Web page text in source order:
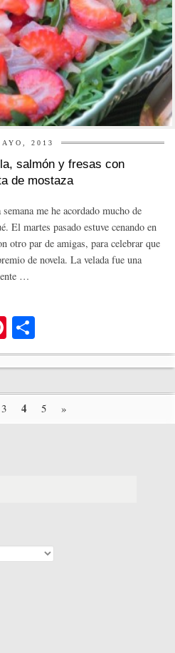
2013
salmón y fresas con
de mostaza
me he acordado mucho de
El martes pasado estuve cenando en
otro par de amigas, para celebrar que
de novela. La velada fue una
…
Pi
nt
er
es
o
m
pa
rti
3 4 5 »